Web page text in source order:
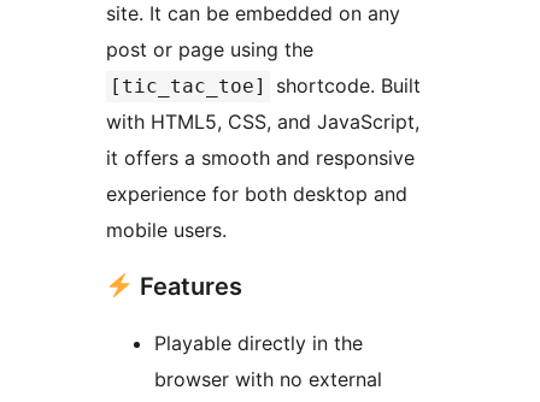
site. It can be embedded on any
post or page using the
[tic_tac_toe]
shortcode. Built
with HTML5, CSS, and JavaScript,
it offers a smooth and responsive
experience for both desktop and
mobile users.
Features
Playable directly in the
browser with no external